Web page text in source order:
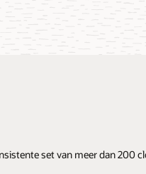
set van meer dan 200